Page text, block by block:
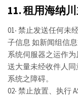
11. 租用海纳
01‧ 禁止发送任何未
子信息 如新闻组信
系统伺服器之运作
送大量未经收件人
系统之障碍。
02‧ 禁止放置、执行